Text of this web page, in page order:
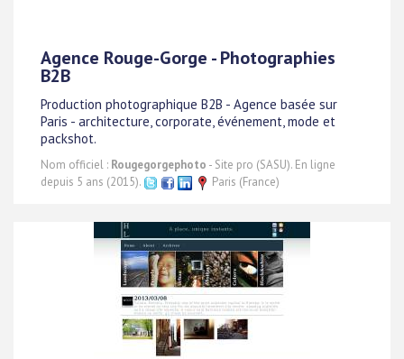
Agence Rouge-Gorge - Photographies
B2B
Production photographique B2B - Agence basée sur
Paris - architecture, corporate, événement, mode et
packshot.
Nom officiel : Rougegorgephoto - Site pro (SASU). En ligne
depuis 5 ans (2015).
Paris (France)